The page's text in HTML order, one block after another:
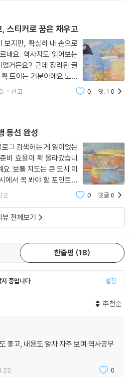
스티커로 꿈은 채우고
보지만, 확실히 내 손으로
네요. 역사지도 읽어보는
거든요? 근데 정리된 글
트이는 기분이에요.노트
해봐야지' 체크하다 보면
무엇보다 스티커 붙이는
신고 0 댓글0
동선 완성
그 검색하는 게 일이었는
비 효율이 확 올라갔습니
. 보통 지도는 큰 도시 이
에서 꼭 봐야 할 포인트와
혀 있습니다.지도를 펴놓
지를 발견하는 재미가 쏠
대륙별,
고 0 댓글0
뷰 전체보기
한줄평 18
중입니다. 설정
추천순
좋고, 내용도 알차 자주 보며 역사공부
0